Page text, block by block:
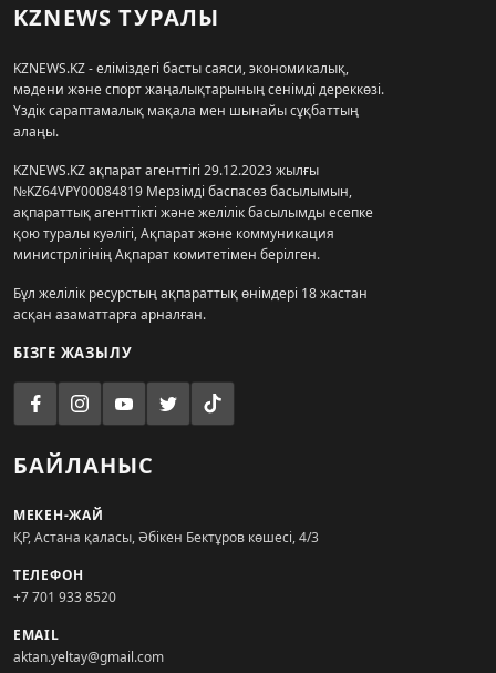
KZNEWS ТУРАЛЫ
KZNEWS.KZ - еліміздегі басты саяси, экономикалық,
мәдени және спорт жаңалықтарының сенімді дереккөзі.
Үздік сараптамалық мақала мен шынайы сұқбаттың
алаңы.
KZNEWS.KZ ақпарат агенттігі 29.12.2023 жылғы
№KZ64VPY00084819 Мерзімді баспасөз басылымын,
ақпараттық агенттікті және желілік басылымды есепке
қою туралы куәлігі, Ақпарат және коммуникация
министрлігінің Ақпарат комитетімен берілген.
Бұл желілік ресурстың ақпараттық өнімдері 18 жастан
асқан азаматтарға арналған.
БІЗГЕ ЖАЗЫЛУ
БАЙЛАНЫС
МЕКЕН-ЖАЙ
ҚР, Астана қаласы, Әбікен Бектұров көшесі, 4/3
ТЕЛЕФОН
+7 701 933 8520
EMAIL
aktan.yeltay@gmail.com